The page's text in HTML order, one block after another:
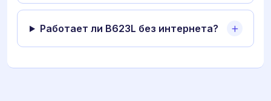
Работает ли B623L без интернета?